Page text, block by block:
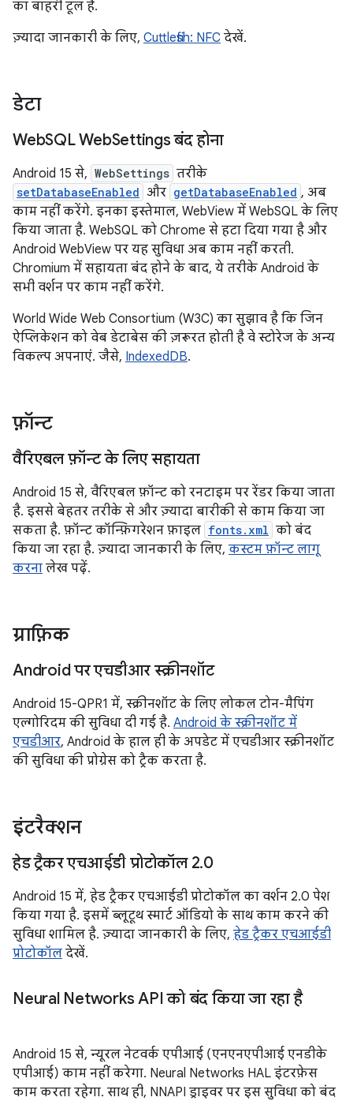
का बाहरी टूल है.
ज़्यादा जानकारी के लिए, Cuttlefish: NFC देखें.
डेटा
WebSQL WebSettings बंद होना
Android 15 से, WebSettings तरीके
setDatabaseEnabled और getDatabaseEnabled , अब
काम नहीं करेंगे. इनका इस्तेमाल, WebView में WebSQL के लिए
किया जाता है. WebSQL को Chrome से हटा दिया गया है और
Android WebView पर यह सुविधा अब काम नहीं करती.
Chromium में सहायता बंद होने के बाद, ये तरीके Android के
सभी वर्शन पर काम नहीं करेंगे.
World Wide Web Consortium (W3C) का सुझाव है कि जिन
ऐप्लिकेशन को वेब डेटाबेस की ज़रूरत होती है वे स्टोरेज के अन्य
विकल्प अपनाएं. जैसे, IndexedDB.
फ़ॉन्ट
वैरिएबल फ़ॉन्ट के लिए सहायता
Android 15 से, वैरिएबल फ़ॉन्ट को रनटाइम पर रेंडर किया जाता
है. इससे बेहतर तरीके से और ज़्यादा बारीकी से काम किया जा
सकता है. फ़ॉन्ट कॉन्फ़िगरेशन फ़ाइल fonts.xml को बंद
किया जा रहा है. ज़्यादा जानकारी के लिए, कस्टम फ़ॉन्ट लागू
करना लेख पढ़ें.
ग्राफ़िक
Android पर एचडीआर स्क्रीनशॉट
Android 15-QPR1 में, स्क्रीनशॉट के लिए लोकल टोन-मैपिंग
एल्गोरिदम की सुविधा दी गई है. Android के स्क्रीनशॉट में
एचडीआर, Android के हाल ही के अपडेट में एचडीआर स्क्रीनशॉट
की सुविधा की प्रोग्रेस को ट्रैक करता है.
इंटरैक्शन
हेड ट्रैकर एचआईडी प्रोटोकॉल 2.0
Android 15 में, हेड ट्रैकर एचआईडी प्रोटोकॉल का वर्शन 2.0 पेश
किया गया है. इसमें ब्लूटूथ स्मार्ट ऑडियो के साथ काम करने की
सुविधा शामिल है. ज़्यादा जानकारी के लिए, हेड ट्रैकर एचआईडी
प्रोटोकॉल देखें.
Neural Networks API को बंद किया जा रहा है
Android 15 से, न्यूरल नेटवर्क एपीआई (एनएनएपीआई एनडीके
एपीआई) काम नहीं करेगा. Neural Networks HAL इंटरफ़ेस
काम करता रहेगा. साथ ही, NNAPI ड्राइवर पर इस सुविधा को बंद